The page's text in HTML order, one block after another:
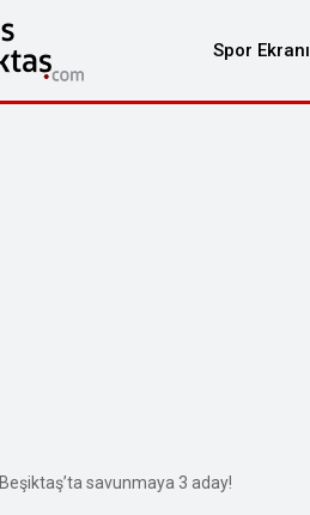
Spor Ekranı
Beşiktaş’ta savunmaya 3 aday!